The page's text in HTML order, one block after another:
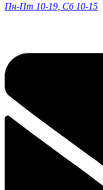
Пн-Пт 10-19, Сб 10-15